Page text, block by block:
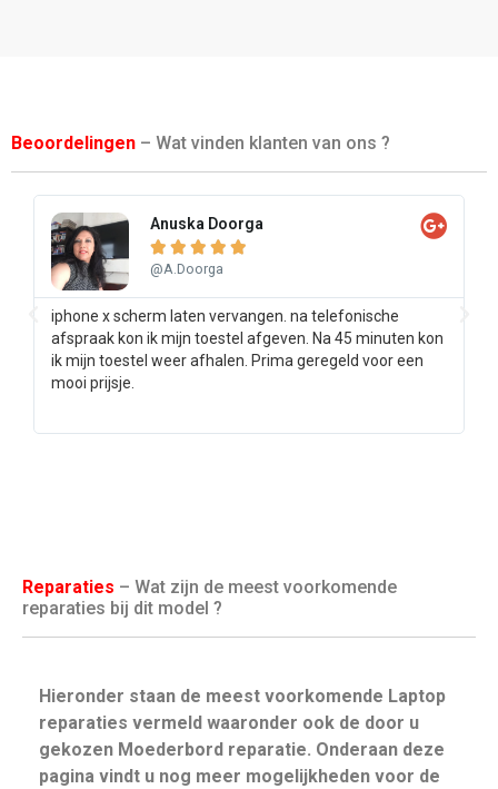
Beoordelingen – Wat vinden klanten van ons ?
Anuska Doorga
    
@A.Doorga
iphone x scherm laten vervangen. na telefonische
afspraak kon ik mijn toestel afgeven. Na 45 minuten kon
ik mijn toestel weer afhalen. Prima geregeld voor een
mooi prijsje.
Reparaties – Wat zijn de meest voorkomende
reparaties bij dit model ?
Hieronder staan de meest voorkomende Laptop
reparaties vermeld waaronder ook de door u
gekozen Moederbord reparatie. Onderaan deze
pagina vindt u nog meer mogelijkheden voor de